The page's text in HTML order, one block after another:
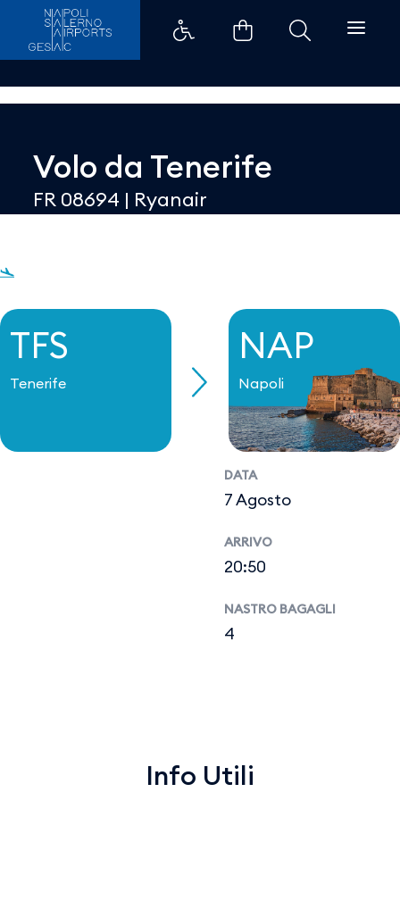
Dettaglio - Aeroporti di Napoli
Volo da Tenerife
FR 08694 | Ryanair
TFS
Tenerife
NAP
Napoli
DATA
7 Agosto
ARRIVO
20:50
NASTRO BAGAGLI
4
Info Utili